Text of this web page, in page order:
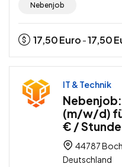
Nebenjob
17,50Euro -17,50
IT & Technik
(m/w/d)
€ / Stunde
44787
Deutschland